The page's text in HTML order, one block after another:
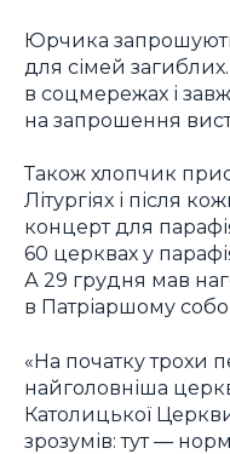
Юрчика
для сімей загиблих.
в соцмережах і
на запрошення
Також хлопчик
Літургіях і після
концерт для
60 церквах у
А 29 грудня мав
в Патріаршому
«На початку трохи
найголовніша
Католицької
зрозумів: тут —